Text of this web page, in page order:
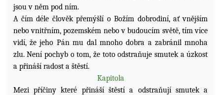
jsou v něm pod ním.
A čím déle člověk přemýšlí o Božím dobrodiní, ať vnějším
nebo vnitřním, pozemském nebo v budoucím světě, tím více
vidí, že jeho Pán mu dal mnoho dobra a zabránil mnoha
zlu. Není pochyb o tom, že toto odstraňuje smutek a úzkost
a přináší radost a štěstí.
Kapitola
Mezi příčiny které přináší štěstí a odstraňujísmutek a